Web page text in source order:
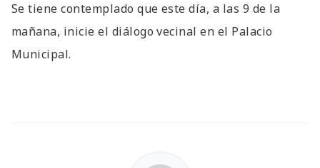
Se tiene contemplado que este día, a las 9 de la
mañana, inicie el diálogo vecinal en el Palacio
Municipal.